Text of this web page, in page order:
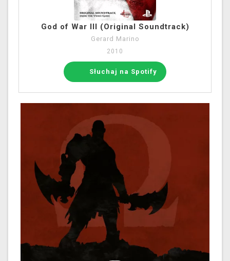
God of War III (Original Soundtrack)
Gerard Marino
2010
Słuchaj na Spotify